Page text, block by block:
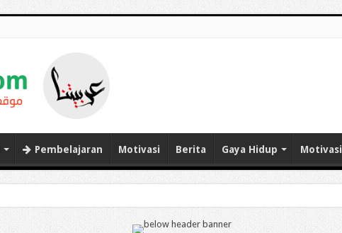
Pembelajaran Motivasi Berita Gaya Hidup Motivasi